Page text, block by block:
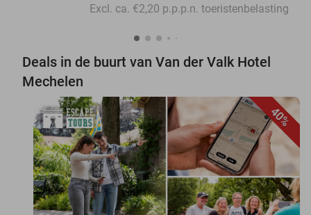
Excl. ca. €2,20 p.p.p.n. toeristenbelasting
Deals in de buurt van Van der Valk Hotel
Mechelen
40%